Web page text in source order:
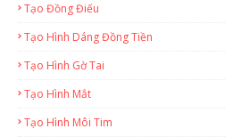
Tạo Đồng Điếu
Tạo Hình Dáng Đồng Tiền
Tạo Hình Gờ Tai
Tạo Hình Mắt
Tạo Hình Môi Tim